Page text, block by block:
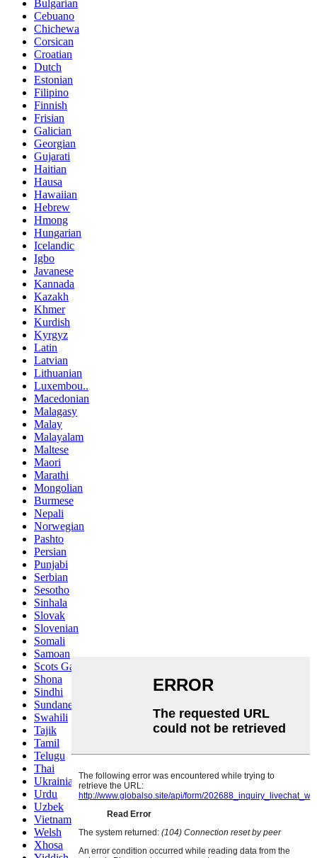
Bulgarian
Cebuano
Chichewa
Corsican
Croatian
Dutch
Estonian
Filipino
Finnish
Frisian
Galician
Georgian
Gujarati
Haitian
Hausa
Hawaiian
Hebrew
Hmong
Hungarian
Icelandic
Igbo
Javanese
Kannada
Kazakh
Khmer
Kurdish
Kyrgyz
Latin
Latvian
Lithuanian
Luxembou..
Macedonian
Malagasy
Malay
Malayalam
Maltese
Maori
Marathi
Mongolian
Burmese
Nepali
Norwegian
Pashto
Persian
Punjabi
Serbian
Sesotho
Sinhala
Slovak
Slovenian
Somali
Samoan
Scots Gaelic
Shona
Sindhi
Sundanese
Swahili
Tajik
Tamil
Telugu
Thai
Ukrainian
Urdu
Uzbek
Vietnamese
Welsh
Xhosa